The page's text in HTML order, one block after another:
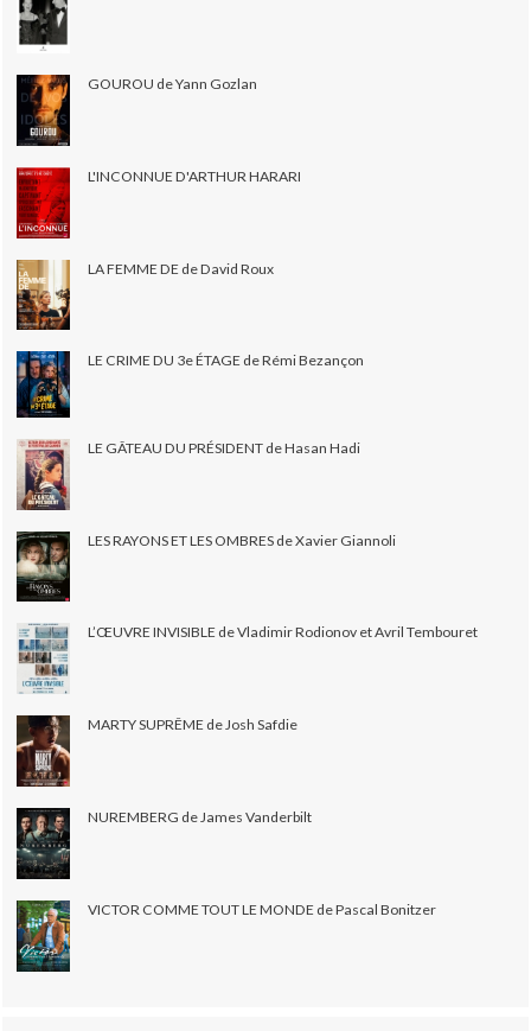
GOUROU de Yann Gozlan
L'INCONNUE D'ARTHUR HARARI
LA FEMME DE de David Roux
LE CRIME DU 3e ÉTAGE de Rémi Bezançon
LE GÂTEAU DU PRÉSIDENT de Hasan Hadi
LES RAYONS ET LES OMBRES de Xavier Giannoli
L’ŒUVRE INVISIBLE de Vladimir Rodionov et Avril Tembouret
MARTY SUPRÊME de Josh Safdie
NUREMBERG de James Vanderbilt
VICTOR COMME TOUT LE MONDE de Pascal Bonitzer